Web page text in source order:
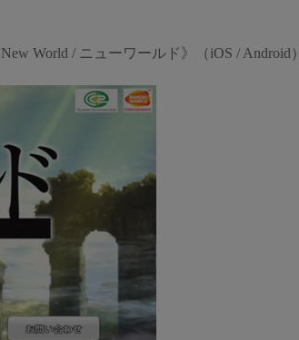
World / ニューワールド》（iOS / Android）